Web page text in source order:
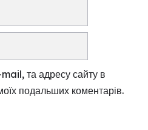
та адресу сайту в
подальших коментарів.